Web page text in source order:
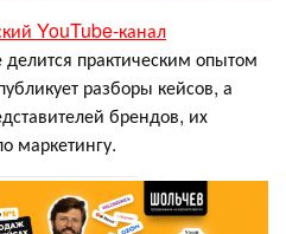
YouTube-канал
делится практическим опытом
разборы кейсов, а
брендов, их
маркетингу.